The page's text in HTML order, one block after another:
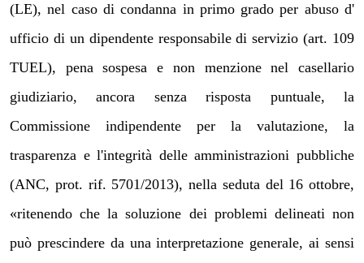
(LE), nel caso di condanna in primo grado per abuso d'
ufficio di un dipendente responsabile di servizio (art. 109
TUEL), pena sospesa e non menzione nel casellario
giudiziario, ancora senza risposta puntuale, la
Commissione indipendente per la valutazione, la
trasparenza e l'integrità delle amministrazioni pubbliche
(ANC, prot. rif. 5701/2013), nella seduta del 16 ottobre,
«ritenendo che la soluzione dei problemi delineati non
può prescindere da una interpretazione generale, ai sensi